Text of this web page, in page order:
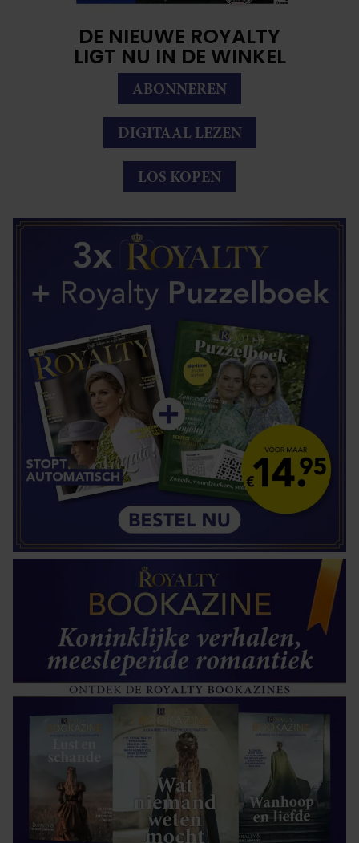
DE NIEUWE ROYALTY
LIGT NU IN DE WINKEL
ABONNEREN
DIGITAAL LEZEN
LOS KOPEN